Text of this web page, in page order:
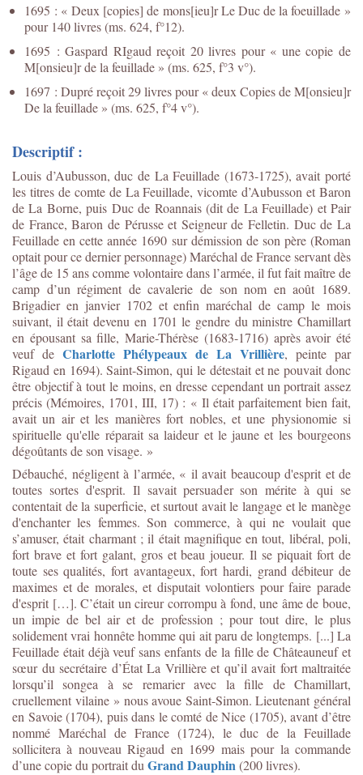
1695 : « Deux [copies] de mons[ieu]r Le Duc de la foeuillade »
pour 140 livres (ms. 624, f°12).
1695 : Gaspard RIgaud reçoit 20 livres pour « une copie de
M[onsieu]r de la feuillade » (ms. 625, f°3 v°).
1697 : Dupré reçoit 29 livres pour « deux Copies de M[onsieu]r
De la feuillade » (ms. 625, f°4 v°).
Descriptif :
Louis d’Aubusson, duc de La Feuillade (1673-1725), avait porté
les titres de comte de La Feuillade, vicomte d’Aubusson et Baron
de La Borne, puis Duc de Roannais (dit de La Feuillade) et Pair
de France, Baron de Pérusse et Seigneur de Felletin. Duc de La
Feuillade en cette année 1690 sur démission de son père (Roman
optait pour ce dernier personnage) Maréchal de France servant dès
l’âge de 15 ans comme volontaire dans l’armée, il fut fait maître de
camp d’un régiment de cavalerie de son nom en août 1689.
Brigadier en janvier 1702 et enfin maréchal de camp le mois
suivant, il était devenu en 1701 le gendre du ministre Chamillart
en épousant sa fille, Marie-Thérèse (1683-1716) après avoir été
veuf de Charlotte Phélypeaux de La Vrillière, peinte par
Rigaud en 1694). Saint-Simon, qui le détestait et ne pouvait donc
être objectif à tout le moins, en dresse cependant un portrait assez
précis (Mémoires, 1701, III, 17) : « Il était parfaitement bien fait,
avait un air et les manières fort nobles, et une physionomie si
spirituelle qu'elle réparait sa laideur et le jaune et les bourgeons
dégoûtants de son visage. »
Débauché, négligent à l’armée, « il avait beaucoup d'esprit et de
toutes sortes d'esprit. Il savait persuader son mérite à qui se
contentait de la superficie, et surtout avait le langage et le manège
d'enchanter les femmes. Son commerce, à qui ne voulait que
s’amuser, était charmant ; il était magnifique en tout, libéral, poli,
fort brave et fort galant, gros et beau joueur. Il se piquait fort de
toute ses qualités, fort avantageux, fort hardi, grand débiteur de
maximes et de morales, et disputait volontiers pour faire parade
d'esprit […]. C’était un cireur corrompu à fond, une âme de boue,
un impie de bel air et de profession ; pour tout dire, le plus
solidement vrai honnête homme qui ait paru de longtemps. [...] La
Feuillade était déjà veuf sans enfants de la fille de Châteauneuf et
sœur du secrétaire d’État La Vrillière et qu’il avait fort maltraitée
lorsqu’il songea à se remarier avec la fille de Chamillart,
cruellement vilaine » nous avoue Saint-Simon. Lieutenant général
en Savoie (1704), puis dans le comté de Nice (1705), avant d’être
nommé Maréchal de France (1724), le duc de la Feuillade
sollicitera à nouveau Rigaud en 1699 mais pour la commande
d’une copie du portrait du Grand Dauphin(200 livres).